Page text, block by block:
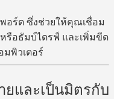
อร์ต ซึ่งช่วยให้คุณเชื่อม
รือธัมบ์ไดรฟ์ และเพิ่มขีด
พิวเตอร์
และเป็นมิตรกับ